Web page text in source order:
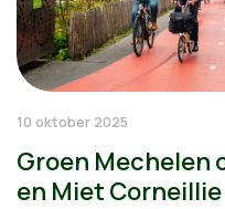
10 oktober 2025
Groen Mechelen
en Miet Corneillie